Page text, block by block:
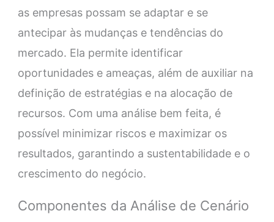
as empresas possam se adaptar e se
antecipar às mudanças e tendências do
mercado. Ela permite identificar
oportunidades e ameaças, além de auxiliar na
definição de estratégias e na alocação de
recursos. Com uma análise bem feita, é
possível minimizar riscos e maximizar os
resultados, garantindo a sustentabilidade e o
crescimento do negócio.
Componentes da Análise de Cenário